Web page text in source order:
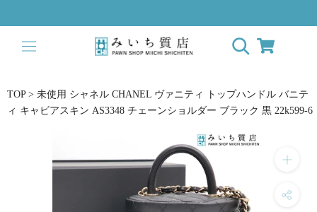
キ
て
TOP > 未使用 シャネル CHANEL ヴァニティ トップハンドル バニテ
ィ キャビアスキン AS3348 チェーンショルダー ブラック 黒 22k599-6